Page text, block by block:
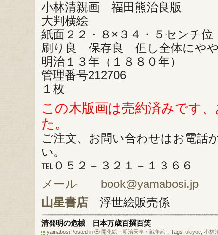
小林清親画 福田熊治良版
大判横絵
紙面２２・８×３４・５センチ位
刷り良 保存良 但し全体にや
明治１３年（１８８０年）
管理番号212706
１枚
この木版画は売約済みです
た。
ご注文、お問い合わせはお電話
い。
℡０５２－３２１－１３６６
メール book@yamabosi.jp
山星書店 浮世絵販売係
清発明の危械 日本万歳百撰百笑
yamabosi Posted in ⑧ 開化絵・明治天皇・戦争絵 ，Tags: ukiyoe 小林